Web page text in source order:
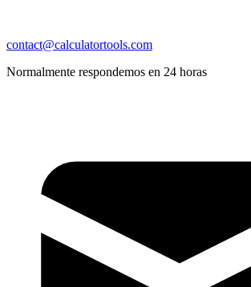
contact@calculatortools.com
Normalmente respondemos en 24 horas